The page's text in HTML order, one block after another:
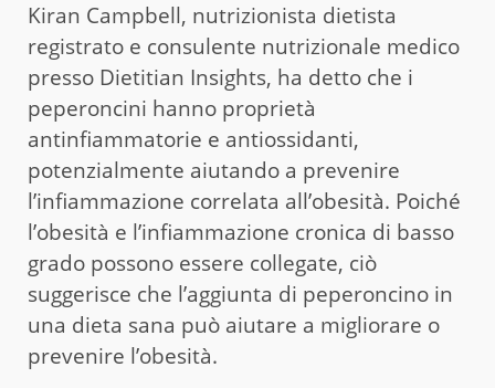
Kiran Campbell, nutrizionista dietista
registrato e consulente nutrizionale medico
presso Dietitian Insights, ha detto che i
peperoncini hanno proprietà
antinfiammatorie e antiossidanti,
potenzialmente aiutando a prevenire
l’infiammazione correlata all’obesità. Poiché
l’obesità e l’infiammazione cronica di basso
grado possono essere collegate, ciò
suggerisce che l’aggiunta di peperoncino in
una dieta sana può aiutare a migliorare o
prevenire l’obesità.